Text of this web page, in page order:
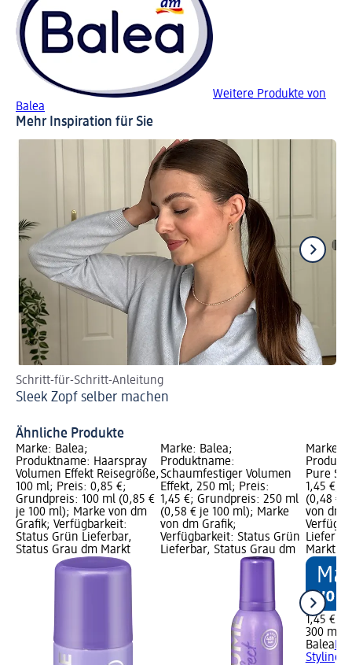
Weitere Produkte von
Balea
Mehr Inspiration für Sie
Schritt-für-Schritt-Anleitung
Sleek Zopf selber machen
Ähnliche Produkte
Marke: Balea;
Produktname: Haarspray
Volumen Effekt Reisegröße,
100 ml; Preis: 0,85 €;
Grundpreis: 100 ml (0,85 €
je 100 ml); Marke von dm
Grafik; Verfügbarkeit:
Status Grün Lieferbar,
Status Grau dm Markt
Marke: Balea;
Produktname:
Schaumfestiger Volumen
Effekt, 250 ml; Preis:
1,45 €; Grundpreis: 250 ml
(0,58 € je 100 ml); Marke
von dm Grafik;
Verfügbarkeit: Status Grün
Lieferbar, Status Grau dm
Marke:
Pure
1,45 €;
(0,48 €
von dm
Markt
1,45 €
300 ml
Balea
Styling,